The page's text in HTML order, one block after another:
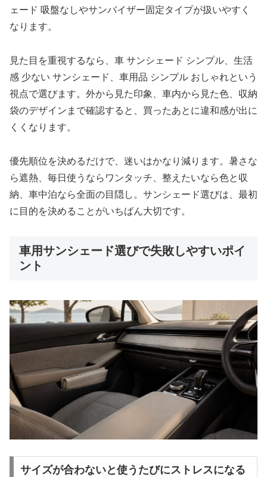
ェード 吸盤なしやサンバイザー固定タイプが扱いやすく
なります。
見た目を重視するなら、車 サンシェード シンプル、生活
感 少ない サンシェード、車用品 シンプル おしゃれという
視点で選びます。外から見た印象、車内から見た色、収納
袋のデザインまで確認すると、買ったあとに違和感が出に
くくなります。
優先順位を決めるだけで、迷いはかなり減ります。暑さな
ら遮熱、毎日使うならワンタッチ、整えたいなら色と収
納、車中泊なら全面の目隠し。サンシェード選びは、最初
に目的を決めることがいちばん大切です。
車用サンシェード選びで失敗しやすいポイ
ント
サイズが合わないと使うたびにストレスになる